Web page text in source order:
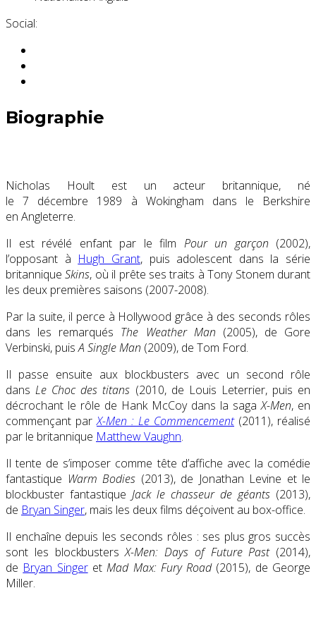
Social:
Biographie
Nicholas Hoult est un acteur britannique, né
le7 décembre 1989 à Wokingham dans le Berkshire
en Angleterre.
Il est révélé enfant par le film Pour un garçon (2002),
l’opposant à Hugh Grant, puis adolescent dans la série
britanniqueSkins, où il prête ses traits à Tony Stonem durant
les deux premières saisons (2007-2008).
Par la suite, il perce à Hollywood grâce à des seconds rôles
dans les remarqués The Weather Man (2005), de Gore
Verbinski, puisA Single Man (2009), de Tom Ford.
Il passe ensuite aux blockbusters avec un second rôle
dansLe Choc des titans (2010, de Louis Leterrier, puis en
décrochant le rôle de Hank McCoy dans la sagaX-Men, en
commençant parX-Men : Le Commencement(2011), réalisé
par le britannique Matthew Vaughn.
Il tente de s’imposer comme tête d’affiche avec la comédie
fantastique Warm Bodies (2013), de Jonathan Levine et le
blockbuster fantastique Jack le chasseur de géants (2013),
de Bryan Singer, mais les deux films déçoivent au box-office.
Il enchaîne depuis les seconds rôles : ses plus gros succès
sont les blockbustersX-Men: Days of Future Past(2014),
de Bryan SingeretMad Max: Fury Road(2015), de George
Miller.